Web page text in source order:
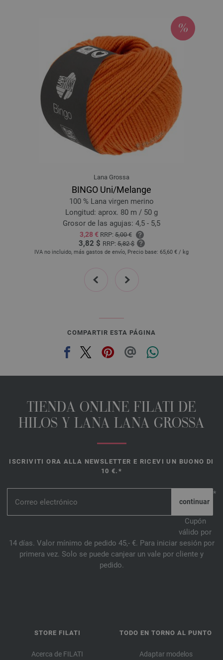
14-rosa vieja | EAN: 4033493392112
15-fucsia | EAN: 4033493392129
16-vino tinto | EAN: 4033493392136
17-borgoña | EAN: 4033493392143
18-violeta oscuro | EAN: 4033493392150
19-azul noche | EAN: 4033493392167
20-azul claro | EAN: 4033493392174
21-turquesa claro | EAN: 4033493392181
22-oliva oscuro | EAN: 4033493392198
25-marrón rojo | EAN: 4033493412780
26-rojo violeta | EAN: 4033493412797
27-azul violeta | EAN: 4033493412803
28-tinta azul | EAN: 4033493412810
29-jeans azul | EAN: 4033493412827
31-verde opalo | EAN: 4033493412841
32-camello | EAN: 4033493412858
34-negro marrón | EAN: 4033493412872
35-antracita | EAN: 4033493412889
37-gris claro | EAN: 4033493412902
Lana Grossa
BINGO Uni/Melange
100 % Lana virgen merino
Longitud: aprox. 80 m / 50 g
Grosor de las agujas: 4,5 - 5,5
3,28 € RRP:5,00 €
3,82 $ RRP:5,82 $
IVA no incluido, más gastos de envío, Precio base: 65,60 € / kg
prev next
COMPARTIR ESTA PÁGINA
TIENDA ONLINE FILATI DE
HILOS Y LANA LANA GROSSA
ISCRIVITI ORA ALLA NEWSLETTER E RICEVI UN BUONO DI
10 €.*
*
Cupón
válido por
14 días. Valor mínimo de pedido 45,- €. Para iniciar sesión por
primera vez. Solo se puede canjear un vale por cliente y
pedido.
STORE FILATI
Acerca de FILATI
TODO EN TORNO AL PUNTO
Adaptar modelos